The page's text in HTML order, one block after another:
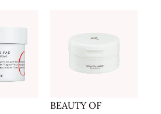
BEAUTY OF